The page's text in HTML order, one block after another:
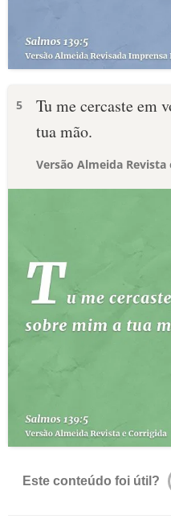
5
Tu me cercaste em
tua mão.
Versão Almeida Revista
Este conteúdo foi útil?